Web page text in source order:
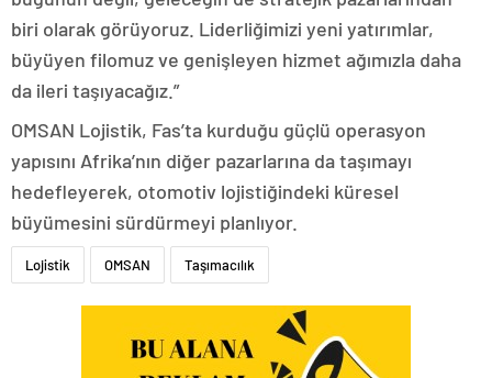
biri olarak görüyoruz. Liderliğimizi yeni yatırımlar,
büyüyen filomuz ve genişleyen hizmet ağımızla daha
da ileri taşıyacağız.”
OMSAN Lojistik, Fas’ta kurduğu güçlü operasyon
yapısını Afrika’nın diğer pazarlarına da taşımayı
hedefleyerek, otomotiv lojistiğindeki küresel
büyümesini sürdürmeyi planlıyor.
Lojistik OMSAN Taşımacılık